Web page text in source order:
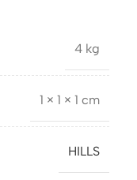
4 kg
1 × 1 × 1 cm
HILLS